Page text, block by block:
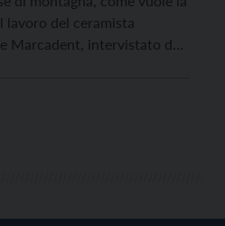
lavoro del ceramista
Marcadent, intervistato dai